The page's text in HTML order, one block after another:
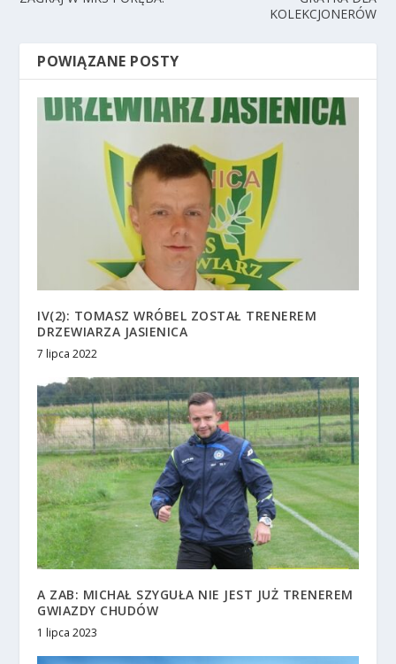
KOLEKCJONERÓW
POWIĄZANE POSTY
IV(2): TOMASZ WRÓBEL ZOSTAŁ TRENEREM
DRZEWIARZA JASIENICA
7 lipca 2022
A ZAB: MICHAŁ SZYGUŁA NIE JEST JUŻ TRENEREM
GWIAZDY CHUDÓW
1 lipca 2023